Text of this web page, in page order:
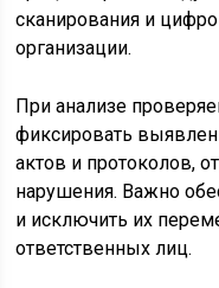
сканирования и
организации.
При анализе
фиксировать
актов и протоколов,
нарушения. Важно
и исключить их
ответственных лиц.